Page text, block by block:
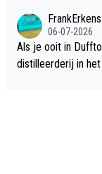
FrankErkens
06-07-2026
Als je ooit in
distilleerderij in het gebied